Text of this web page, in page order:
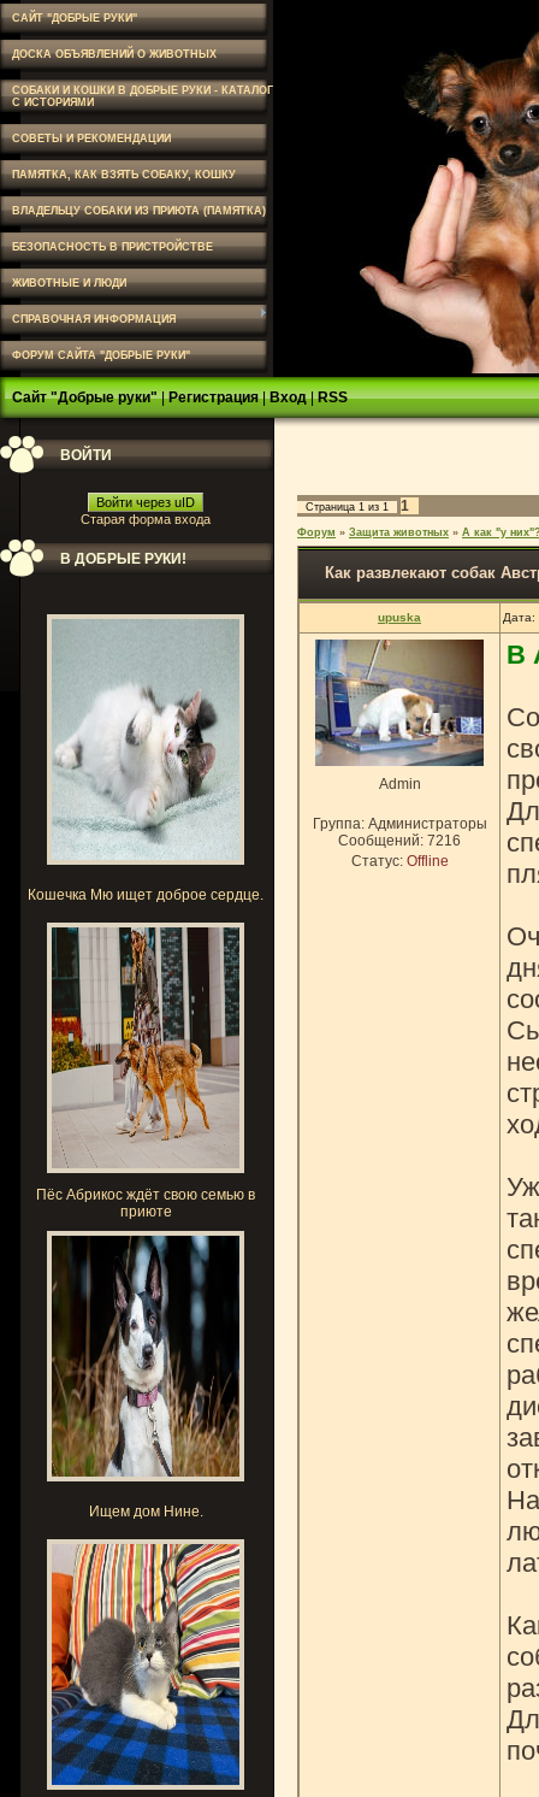
САЙТ "ДОБРЫЕ РУКИ"
ДОСКА ОБЪЯВЛЕНИЙ О ЖИВОТНЫХ
СОБАКИ И КОШКИ В ДОБРЫЕ РУКИ - КАТАЛОГ
С ИСТОРИЯМИ
СОВЕТЫ И РЕКОМЕНДАЦИИ
ПАМЯТКА, КАК ВЗЯТЬ СОБАКУ, КОШКУ
ВЛАДЕЛЬЦУ СОБАКИ ИЗ ПРИЮТА (ПАМЯТКА)
БЕЗОПАСНОСТЬ В ПРИСТРОЙСТВЕ
ЖИВОТНЫЕ И ЛЮДИ
СПРАВОЧНАЯ ИНФОРМАЦИЯ
ФОРУМ САЙТА "ДОБРЫЕ РУКИ"
Сайт "Добрые руки"|Регистрация|Вход|RSS
ВОЙТИ
Войти через uID
Старая форма входа
В ДОБРЫЕ РУКИ!
Кошечка Мю ищет доброе сердце.
Пёс Абрикос ждёт свою семью в
приюте
Ищем дом Нине.
Страница 1 из 1 1
Форум » Защита животных » А как "у
Как развлекают собак
upuska Дата:
Admin
Группа: Администраторы
Сообщений: 7216
Статус: Offline
В